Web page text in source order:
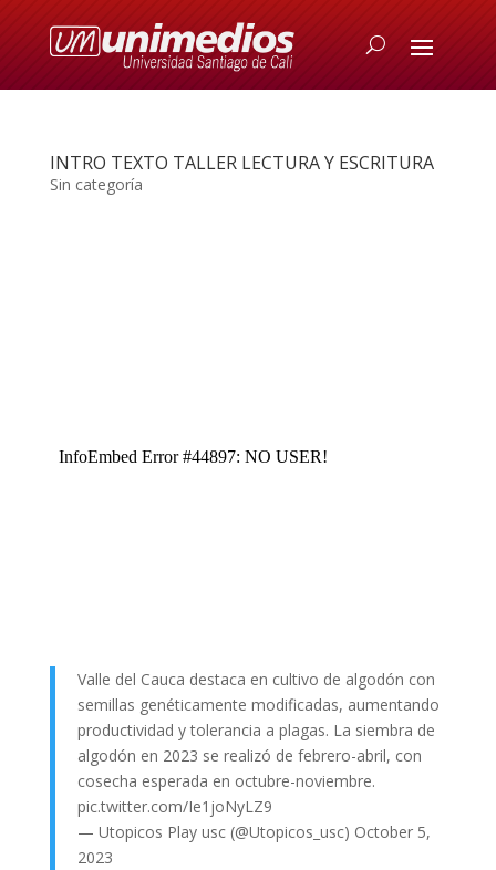
INTRO TEXTO TALLER LECTURA Y ESCRITURA
Sin categoría
Valle del Cauca destaca en cultivo de algodón con
semillas genéticamente modificadas, aumentando
productividad y tolerancia a plagas. La siembra de
algodón en 2023 se realizó de febrero-abril, con
cosecha esperada en octubre-noviembre.
pic.twitter.com/Ie1joNyLZ9
— Utopicos Play usc (@Utopicos_usc) October 5,
2023